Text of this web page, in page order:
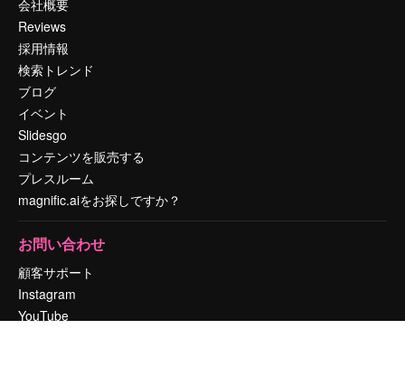
会社概要
Reviews
採用情報
検索トレンド
ブログ
イベント
Slidesgo
コンテンツを販売する
プレスルーム
magnific.aiをお探しですか？
お問い合わせ
顧客サポート
Instagram
YouTube